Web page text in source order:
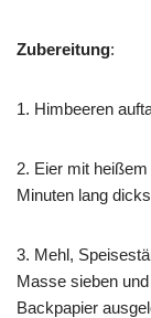
Zubereitung:
1. Himbeeren
2. Eier mit
Minuten lang
3. Mehl,
Masse sieben
Backpapier